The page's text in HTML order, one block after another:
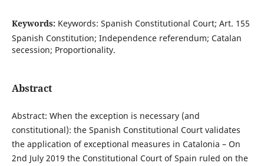
Keywords: Keywords: Spanish Constitutional Court; Art. 155
Spanish Constitution; Independence referendum; Catalan
secession; Proportionality.
Abstract
Abstract: When the exception is necessary (and
constitutional): the Spanish Constitutional Court validates
the application of exceptional measures in Catalonia – On
2nd July 2019 the Constitutional Court of Spain ruled on the